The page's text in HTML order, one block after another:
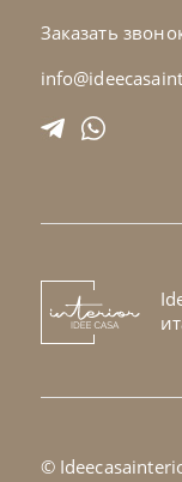
Стол
Заказать
©